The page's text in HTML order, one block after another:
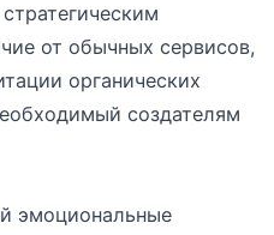
от обычных сервисов,
органических
создателям
эмоциональные